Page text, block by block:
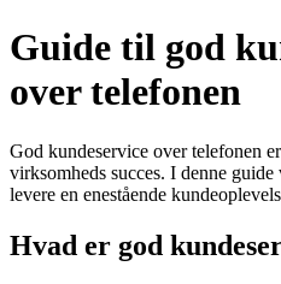
Guide til god
over telefonen
God kundeservice over telefonen
virksomheds succes. I denne
levere en enestående
Hvad er god